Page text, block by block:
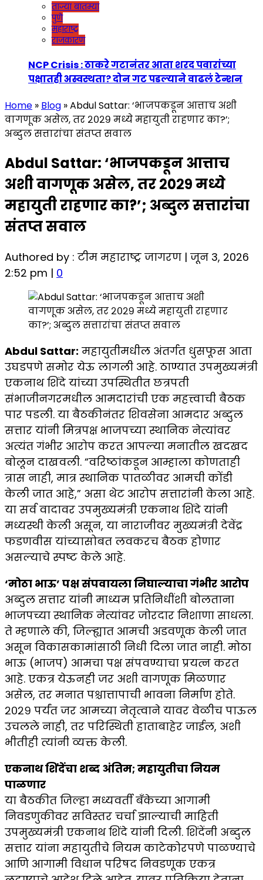
ताज्या बातम्या
पुणे
महाराष्ट्र
राजकारण
NCP Crisis : ठाकरे गटानंतर आता शरद पवारांच्या
पक्षातही अस्वस्थता? दोन गट पडल्याने वाढलं टेन्शन
Home » Blog »Abdul Sattar: ‘भाजपकडून आत्ताच अशी
वागणूक असेल, तर २०२९ मध्ये महायुती राहणार का?’;
अब्दुल सत्तारांचा संतप्त सवाल
Abdul Sattar: ‘भाजपकडून आत्ताच
अशी वागणूक असेल, तर २०२९ मध्ये
महायुती राहणार का?’; अब्दुल सत्तारांचा
संतप्त सवाल
Authored by : टीम महाराष्ट्र जागरण | जून 3, 2026
2:52 pm | 0
Abdul Sattar: महायुतीमधील अंतर्गत धुसफूस आता
उघडपणे समोर येऊ लागली आहे. ठाण्यात उपमुख्यमंत्री
एकनाथ शिंदे यांच्या उपस्थितीत छत्रपती
संभाजीनगरमधील आमदारांची एक महत्त्वाची बैठक
पार पडली. या बैठकीनंतर शिवसेना आमदार अब्दुल
सत्तार यांनी मित्रपक्ष भाजपच्या स्थानिक नेत्यांवर
अत्यंत गंभीर आरोप करत आपल्या मनातील खदखद
बोलून दाखवली. “वरिष्ठांकडून आम्हाला कोणताही
त्रास नाही, मात्र स्थानिक पातळीवर आमची कोंडी
केली जात आहे,” असा थेट आरोप सत्तारांनी केला आहे.
या सर्व वादावर उपमुख्यमंत्री एकनाथ शिंदे यांनी
मध्यस्थी केली असून, या नाराजीवर मुख्यमंत्री देवेंद्र
फडणवीस यांच्यासोबत लवकरच बैठक होणार
असल्याचे स्पष्ट केले आहे.
‘मोठा भाऊ’ पक्ष संपवायला निघाल्याचा गंभीर आरोप
अब्दुल सत्तार यांनी माध्यम प्रतिनिधींशी बोलताना
भाजपच्या स्थानिक नेत्यांवर जोरदार निशाणा साधला.
ते म्हणाले की, जिल्ह्यात आमची अडवणूक केली जात
असून विकासकामांसाठी निधी दिला जात नाही. मोठा
भाऊ (भाजप) आमचा पक्ष संपवण्याचा प्रयत्न करत
आहे. एकत्र येऊनही जर अशी वागणूक मिळणार
असेल, तर मनात पश्चात्तापाची भावना निर्माण होते.
२०२९ पर्यंत जर आमच्या नेतृत्वाने यावर वेळीच पाऊल
उचलले नाही, तर परिस्थिती हाताबाहेर जाईल, अशी
भीतीही त्यांनी व्यक्त केली.
एकनाथ शिंदेंचा शब्द अंतिम; महायुतीचा नियम
पाळणार
या बैठकीत जिल्हा मध्यवर्ती बँकेच्या आगामी
निवडणुकीवर सविस्तर चर्चा झाल्याची माहिती
उपमुख्यमंत्री एकनाथ शिंदे यांनी दिली. शिंदेंनी अब्दुल
सत्तार यांना महायुतीचे नियम काटेकोरपणे पाळण्याचे
आणि आगामी विधान परिषद निवडणूक एकत्र